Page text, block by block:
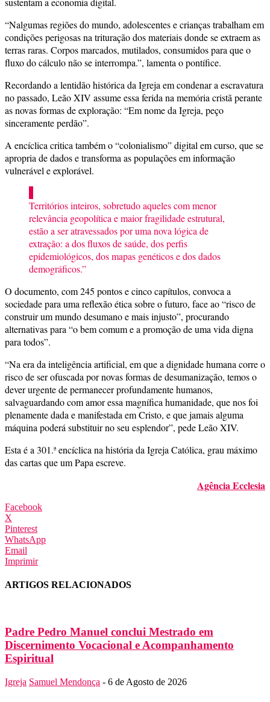
“Nalgumas regiões do mundo, adolescentes e crianças trabalham em
condições perigosas na trituração dos materiais donde se extraem as
terras raras. Corpos marcados, mutilados, consumidos para que o
fluxo do cálculo não se interrompa.”, lamenta o pontífice.
Recordando a lentidão histórica da Igreja em condenar a escravatura
no passado, Leão XIV assume essa ferida na memória cristã perante
as novas formas de exploração: “Em nome da Igreja, peço
sinceramente perdão”.
A encíclica critica também o “colonialismo” digital em curso, que se
apropria de dados e transforma as populações em informação
vulnerável e explorável.
Territóriosinteiros, sobretudo aqueles com menor
relevância geopolítica e maior fragilidade estrutural,
estão a ser atravessados por uma nova lógica de
extração: a dos fluxos de saúde, dos perfis
epidemiológicos, dos mapas genéticos e dos dados
demográficos.”
O documento, com 245 pontos e cinco capítulos, convoca a
sociedade para uma reflexão ética sobre o futuro, face ao “risco de
construir um mundo desumano e mais injusto”, procurando
alternativas para “o bem comum e a promoção de uma vida digna
para todos”.
“Na era da inteligência artificial, em que a dignidade humana corre o
risco de ser ofuscada por novas formas de desumanização, temos o
dever urgente de permanecer profundamente humanos,
salvaguardando com amor essa magnífica humanidade, que nos foi
plenamente dada e manifestada em Cristo, e que jamais alguma
máquina poderá substituir no seu esplendor”, pede Leão XIV.
Esta é a 301.ª encíclica na história da Igreja Católica, grau máximo
das cartas que um Papa escreve.
Agência Ecclesia
Facebook
X
Pinterest
WhatsApp
Email
Imprimir
ARTIGOS RELACIONADOS
Padre Pedro Manuel conclui Mestrado em
Discernimento Vocacional e Acompanhamento
Espiritual
Igreja Samuel Mendonça - 6 de Agosto de 2026